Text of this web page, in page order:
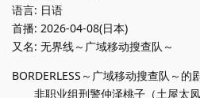
语言: 日语
首播: 2026-04-08(日本)
又名: 无界线～广域移动搜查队～
BORDERLESS～广域移动搜查队～的剧
非职业组刑警仲泽桃子（土屋太